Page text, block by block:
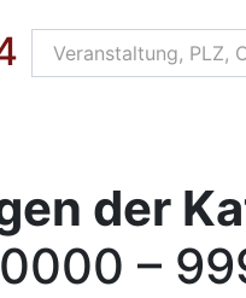
der
–